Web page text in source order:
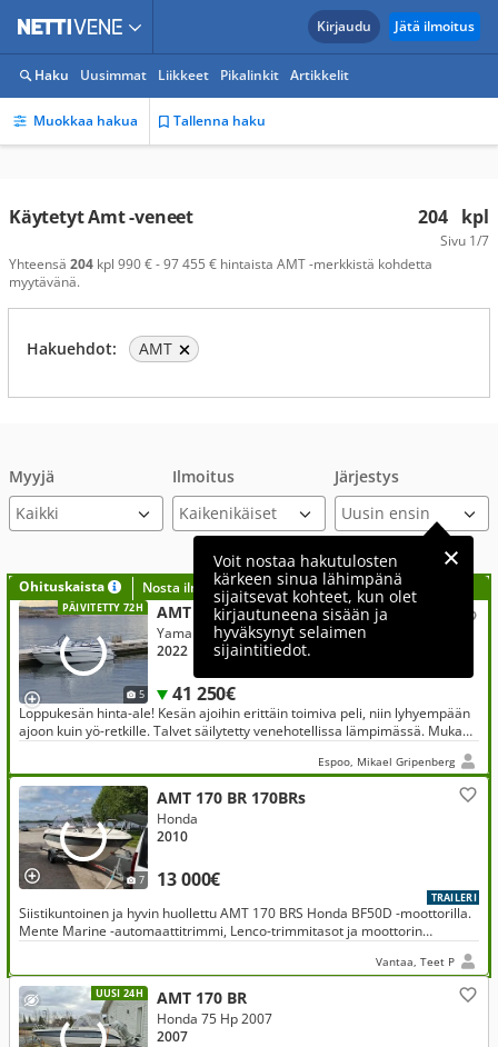
Kirjaudu Jätä ilmoitus
Haku Uusimmat Liikkeet Pikalinkit Artikkelit
Muokkaa hakua Tallenna haku
204 kpl
Sivu 1/7
Käytetyt Amt -veneet
Yhteensä 204 kpl 990 € - 97 455 € hintaista AMT -merkkistä kohdetta
myytävänä.
Hakuehdot: AMT
Myyjä Ilmoitus Järjestys
Voit nostaa hakutulosten
kärkeen sinua lähimpänä
sijaitsevat kohteet, kun olet
kirjautuneena sisään ja
hyväksynyt selaimen
sijaintitiedot.
Ohituskaista Nosta ilmoituksesi tähän?
PÄIVITETTY 72H
5
AMT 210 DC
41 250€
Yamaha 150 Hp 2022
2022
Loppukesän hinta-ale! Kesän ajoihin erittäin toimiva peli, niin lyhyempään
ajoon kuin yö-retkille. Talvet säilytetty venehotellissa lämpimässä. Mukana
Espoo, Mikael Gripenberg
7
AMT 170 BR 170BRs
13 000€
Honda
2010
TRAILERI
Siistikuntoinen ja hyvin huollettu AMT 170 BRS Honda BF50D -moottorilla.
Mente Marine -automaattitrimmi, Lenco-trimmitasot ja moottorin
Vantaa, Teet P
UUSI 24H AMT 170 BR
Honda 75 Hp 2007
2007